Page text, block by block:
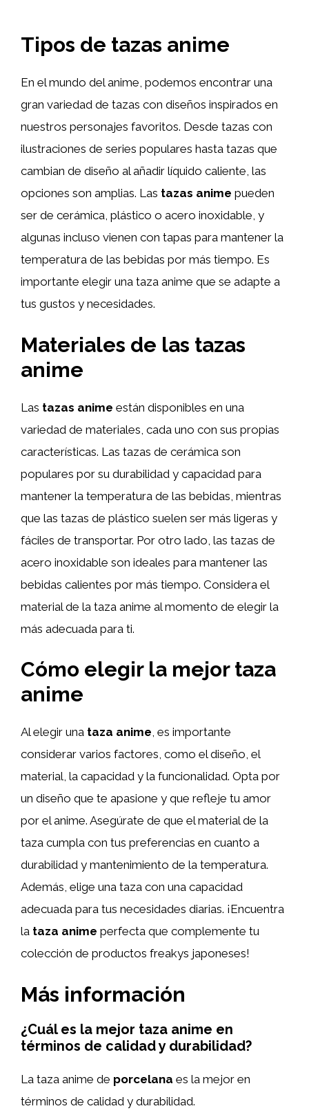
Tipos de tazas anime
En el mundo del anime, podemos encontrar una
gran variedad de tazas con diseños inspirados en
nuestros personajes favoritos. Desde tazas con
ilustraciones de series populares hasta tazas que
cambian de diseño al añadir líquido caliente, las
opciones son amplias. Las tazas anime pueden
ser de cerámica, plástico o acero inoxidable, y
algunas incluso vienen con tapas para mantener la
temperatura de las bebidas por más tiempo. Es
importante elegir una taza anime que se adapte a
tus gustos y necesidades.
Materiales de las tazas
anime
Las tazas anime están disponibles en una
variedad de materiales, cada uno con sus propias
características. Las tazas de cerámica son
populares por su durabilidad y capacidad para
mantener la temperatura de las bebidas, mientras
que las tazas de plástico suelen ser más ligeras y
fáciles de transportar. Por otro lado, las tazas de
acero inoxidable son ideales para mantener las
bebidas calientes por más tiempo. Considera el
material de la taza anime al momento de elegir la
más adecuada para ti.
Cómo elegir la mejor taza
anime
Al elegir una taza anime, es importante
considerar varios factores, como el diseño, el
material, la capacidad y la funcionalidad. Opta por
un diseño que te apasione y que refleje tu amor
por el anime. Asegúrate de que el material de la
taza cumpla con tus preferencias en cuanto a
durabilidad y mantenimiento de la temperatura.
Además, elige una taza con una capacidad
adecuada para tus necesidades diarias. ¡Encuentra
la taza anime perfecta que complemente tu
colección de productos freakys japoneses!
Más información
¿Cuál es la mejor taza anime en
términos de calidad y durabilidad?
La taza anime de porcelana es la mejor en
términos de calidad y durabilidad.